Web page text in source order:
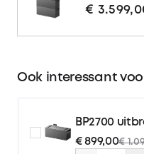
€
Ook interessant
BP2700
€ 899,00€